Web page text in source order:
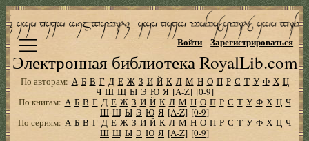
Электронная библиотека RoyalLib.com
Войти Зарегистрироваться
По авторам: А Б В Г Д Е Ж З И Й К Л М Н О П Р С Т У Ф Х Ц
Ч Ш Щ Ы Э Ю Я [A-Z] [0-9]
По книгам: А Б В Г Д Е Ж З И Й К Л М Н О П Р С Т У Ф Х Ц Ч
Ш Щ Ы Э Ю Я [A-Z] [0-9]
По сериям: А Б В Г Д Е Ж З И Й К Л М Н О П Р С Т У Ф Х Ц Ч
Ш Щ Ы Э Ю Я [A-Z] [0-9]